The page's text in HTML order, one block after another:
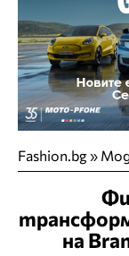
Fashion.bg»
на